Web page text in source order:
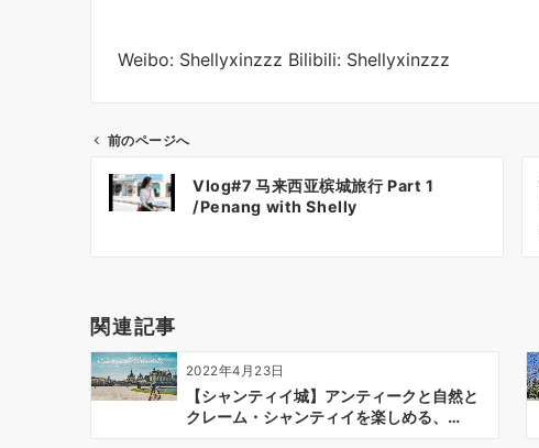
Weibo: Shellyxinzzz Bilibili: Shellyxinzzz
ビ
シ
ョ
ン
前のページへ
Vlog#7 马来西亚槟城旅行 Part 1
/Penang with Shelly
関連記事
2022年4月23日
【シャンティイ城】アンティークと自然と
クレーム・シャンティイを楽しめる、…